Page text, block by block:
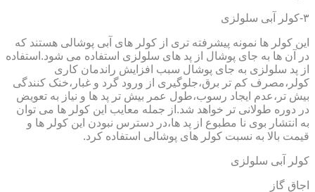
۳-کولر آبی سلولزی
این کولر ها نمونه پیشرفته تری از کولر های آبی پوشالی هستند که
در آن ها به جای پوشال از پد های سلولزی استفاده می شود.استفاده
از پد سلولزی به جای پوشال سبب افزایش راندمان کاری
کولر،مصرف کم تر برق،جلوگیری از ورود گرد و غبار،خنک کنندگی
بیش تر،عدم ایجاد رسوب،طول عمر بیش تر پد ها و نیاز به تعویض
در دوره طولانی تر خواهد شد.از جمله معایب این کولر ها می توان
به انتشار بوی نا مطبوع از پد ها،در دسترس نبودن این کولر ها و
قیمت بالا به نسبت کولر های پوشالی استفاده کرد.
کولر آبی سلولزی
اجاق گاز